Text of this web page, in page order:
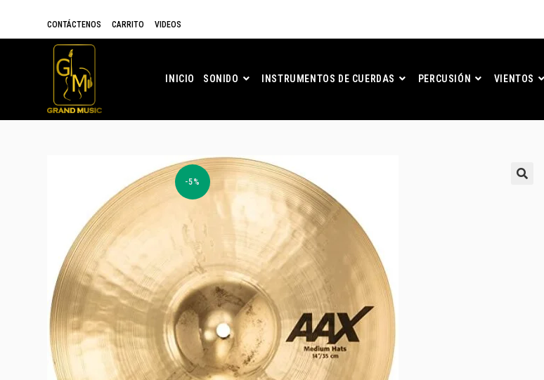
CONTÁCTENOS CARRITO VIDEOS
INICIO SONIDO INSTRUMENTOS DE CUERDAS PERCUSIÓN VIENTOS
-5%